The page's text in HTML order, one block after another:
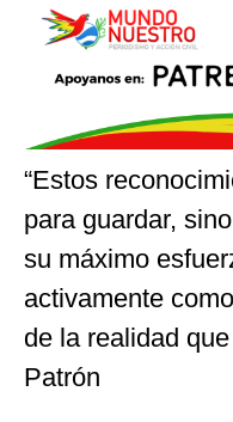
“Estos
para guardar,
su máximo
activamente
de la realidad
Patrón